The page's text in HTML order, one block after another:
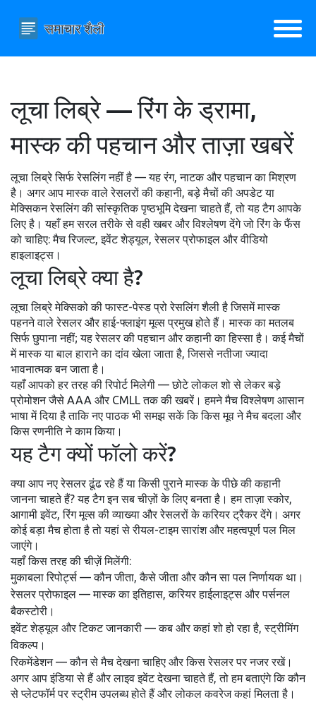
लूचा लिब्रे — रिंग के ड्रामा,
मास्क की पहचान और ताज़ा खबरें
लूचा लिब्रे सिर्फ रेसलिंग नहीं है — यह रंग, नाटक और पहचान का मिश्रण
है। अगर आप मास्क वाले रेसलरों की कहानी, बड़े मैचों की अपडेट या
मेक्सिकन रेसलिंग की सांस्कृतिक पृष्ठभूमि देखना चाहते हैं, तो यह टैग आपके
लिए है। यहाँ हम सरल तरीके से वही खबर और विश्लेषण देंगे जो रिंग के फैंस
को चाहिए: मैच रिजल्ट, इवेंट शेड्यूल, रेसलर प्रोफाइल और वीडियो
हाइलाइट्स।
लूचा लिब्रे क्या है?
लूचा लिब्रे मेक्सिको की फास्ट-पेस्ड प्रो रेसलिंग शैली है जिसमें मास्क
पहनने वाले रेसलर और हाई-फ्लाइंग मूव्स प्रमुख होते हैं। मास्क का मतलब
सिर्फ छुपाना नहीं; यह रेसलर की पहचान और कहानी का हिस्सा है। कई मैचों
में मास्क या बाल हाराने का दांव खेला जाता है, जिससे नतीजा ज्यादा
भावनात्मक बन जाता है।
यहाँ आपको हर तरह की रिपोर्ट मिलेगी — छोटे लोकल शो से लेकर बड़े
प्रोमोशन जैसे AAA और CMLL तक की खबरें। हमने मैच विश्लेषण आसान
भाषा में दिया है ताकि नए पाठक भी समझ सकें कि किस मूव ने मैच बदला और
किस रणनीति ने काम किया।
यह टैग क्यों फॉलो करें?
क्या आप नए रेसलर ढूंढ रहे हैं या किसी पुराने मास्क के पीछे की कहानी
जानना चाहते हैं? यह टैग इन सब चीज़ों के लिए बनता है। हम ताज़ा स्कोर,
आगामी इवेंट, रिंग मूव्स की व्याख्या और रेसलरों के करियर ट्रैकर देंगे। अगर
कोई बड़ा मैच होता है तो यहां से रीयल-टाइम सारांश और महत्वपूर्ण पल मिल
जाएंगे।
यहाँ किस तरह की चीज़ें मिलेंगी:
मुकाबला रिपोर्ट्स — कौन जीता, कैसे जीता और कौन सा पल निर्णायक था।
रेसलर प्रोफाइल — मास्क का इतिहास, करियर हाईलाइट्स और पर्सनल
बैकस्टोरी।
इवेंट शेड्यूल और टिकट जानकारी — कब और कहां शो हो रहा है, स्ट्रीमिंग
विकल्प।
रिकमेंडेशन — कौन से मैच देखना चाहिए और किस रेसलर पर नजर रखें।
अगर आप इंडिया से हैं और लाइव इवेंट देखना चाहते हैं, तो हम बताएंगे कि कौन
से प्लेटफॉर्म पर स्ट्रीम उपलब्ध होते हैं और लोकल कवरेज कहां मिलता है।